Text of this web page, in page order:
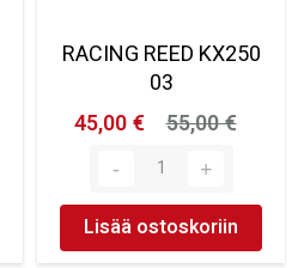
RACING REED KX250
03
45,00 €
55,00 €
Lisää ostoskoriin